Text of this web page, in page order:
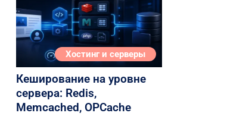
Хостинг и серверы
Кеширование на уровне
сервера: Redis,
Memcached, OPCache